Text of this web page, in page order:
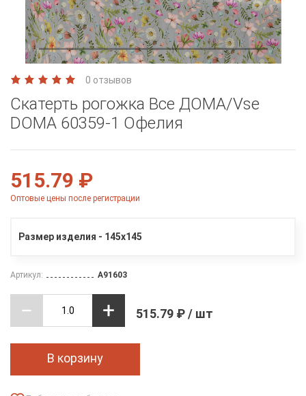
0 отзывов
Скатерть рогожка Все ДОМА/Vse
DOMA 60359-1 Офелия
515.79 ₽
Оптовые цены после регистрации
Размер изделия - 145х145
Артикул: A91603
515.79 ₽ / шт
В корзину